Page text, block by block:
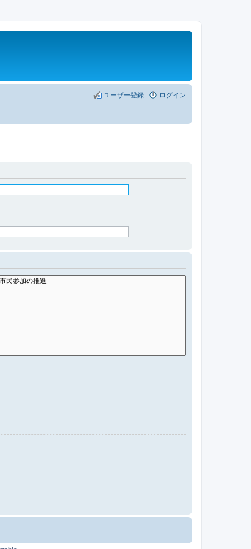
ログイン
ユーザー登録